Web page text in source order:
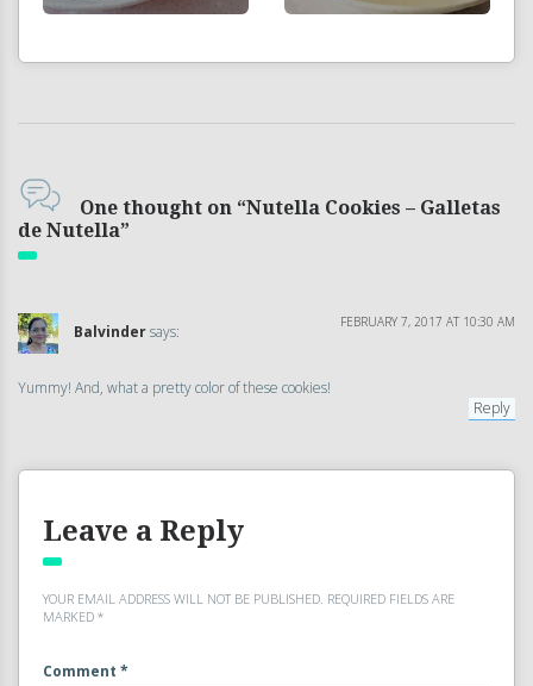
One thought on “Nutella Cookies – Galletas
de Nutella”
Balvindersays:
FEBRUARY 7, 2017 AT 10:30 AM
Yummy! And, what a pretty color of these cookies!
Reply
Leave a Reply
YOUR EMAIL ADDRESS WILL NOT BE PUBLISHED. REQUIRED FIELDS ARE
MARKED *
Comment *